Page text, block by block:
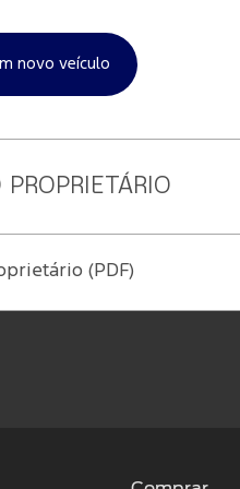
novo veículo
(PDF)